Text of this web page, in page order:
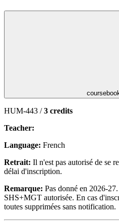
HUM-443 /3 credits
Teacher:
Language: French
Retrait: Il n'est pas autorisé de se
délai d'inscription.
Remarque: Pas donné en 2026-
SHS+MGT autorisée. En cas
toutes supprimées sans notification.